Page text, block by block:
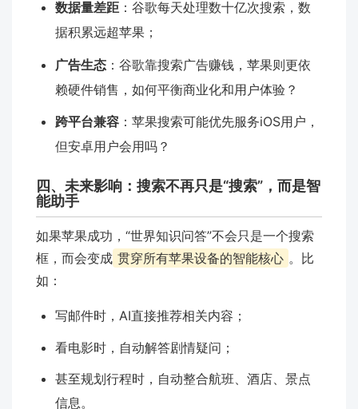
数据量差距 ：谷歌每天处理数十亿次搜索，数
据积累远超苹果；
广告生态 ：谷歌靠搜索广告赚钱，苹果则更依
赖硬件销售，如何平衡商业化和用户体验？
跨平台兼容 ：苹果搜索可能优先服务iOS用户，
但安卓用户会用吗？
四、未来影响：搜索不再只是“搜索”，而是智
能助手
如果苹果成功，“世界知识问答”不会只是一个搜索
框，而会变成 贯穿所有苹果设备的智能核心 。比
如：
写邮件时，AI直接推荐相关内容；
看电影时，自动解答剧情疑问；
甚至规划行程时，自动整合航班、酒店、景点
信息。